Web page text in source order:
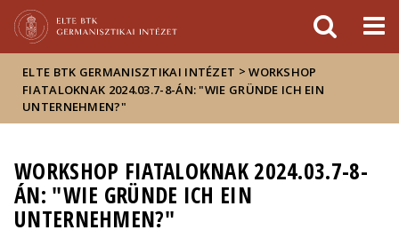
sajtóban
ELTE BTK GERMANISZTIKAI INTÉZET >WORKSHOP
FIATALOKNAK 2024.03.7-8-ÁN: "WIE GRÜNDE ICH EIN
UNTERNEHMEN?"
WORKSHOP FIATALOKNAK 2024.03.7-8-
ÁN: "WIE GRÜNDE ICH EIN
UNTERNEHMEN?"